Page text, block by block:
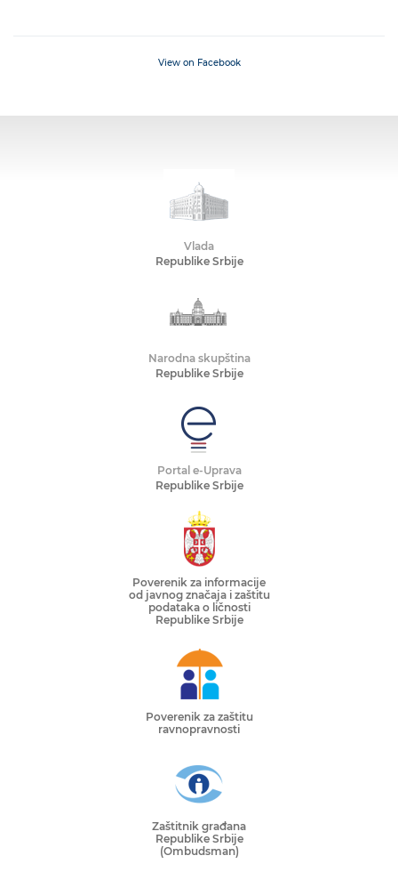
View on Facebook
Vlada
Republike Srbije
Narodna skupština
Republike Srbije
Portal e-Uprava
Republike Srbije
Poverenik za informacije
od javnog značaja i zaštitu
podataka o ličnosti
Republike Srbije
Poverenik za zaštitu
ravnopravnosti
Zaštitnik građana
Republike Srbije
(Ombudsman)